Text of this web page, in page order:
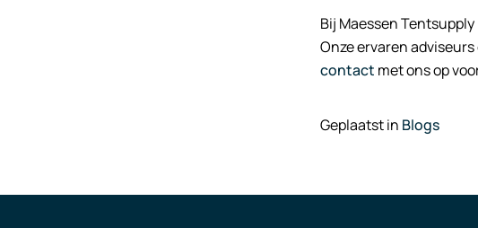
Bij Maessen
Onze ervaren
contact met ons op
Geplaatst in Blogs